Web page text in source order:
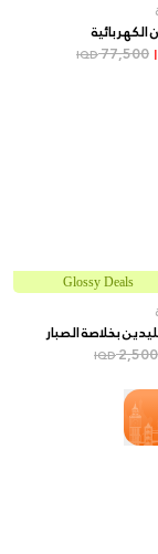
77,500
IQD
Glossy Deals
بخلاصة الصبار
2,500
IQD